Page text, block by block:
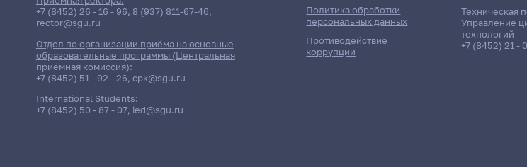
+7 (8452) 26 - 16 - 96, 8 (937) 811-67-46,
rector@sgu.ru
Отдел по организации приёма на основные
образовательные программы (Центральная
приёмная комиссия):
+7 (8452) 51 - 92 - 26, cpk@sgu.ru
International Students:
+7 (8452) 50 - 87 - 07, ied@sgu.ru
Политика обработки
персональных данных
Противодействие
коррупции
Техническая
Управление
технологий
+7 (8452) 21 -